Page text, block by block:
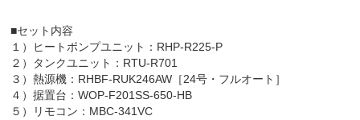
■セット内容
１）ヒートポンプユニット：RHP-R225-P
２）タンクユニット：RTU-R701
３）熱源機：RHBF-RUK246AW［24号・フルオート］
４）据置台：WOP-F201SS-650-HB
５）リモコン：MBC-341VC